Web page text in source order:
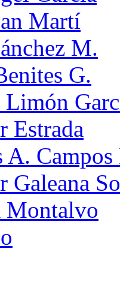
Martí
M.
G.
Limón
Estrada
A.
Galeana
Montalvo